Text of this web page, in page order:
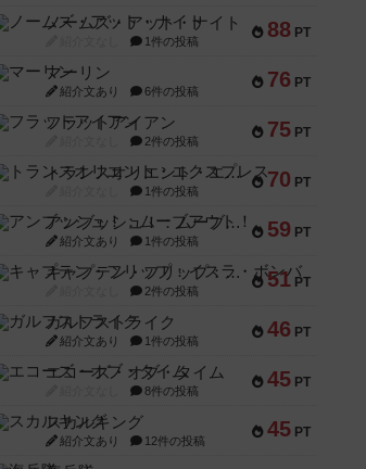
88 PT
ノームズ・アット・ナイト
1件の投稿
76 PT
マーリン
紹介文あり 6件の投稿
75 PT
フラットアイアン
2件の投稿
70 PT
トランスオリエント・エクスプレス
1件の投稿
59 PT
アンブッシュ！：ムーブアウト！
紹介文あり 1件の投稿
51 PT
キャプテン・フリップ：イスラ・ボンバ
2件の投稿
46 PT
ガルフストライク
紹介文あり 1件の投稿
45 PT
エコーズ・オブ・タイム
8件の投稿
45 PT
スカルキング
紹介文あり 12件の投稿